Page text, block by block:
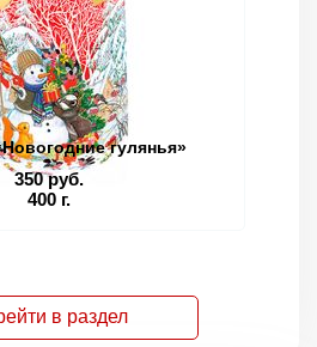
гулянья»
350 руб.
400 г.
в раздел